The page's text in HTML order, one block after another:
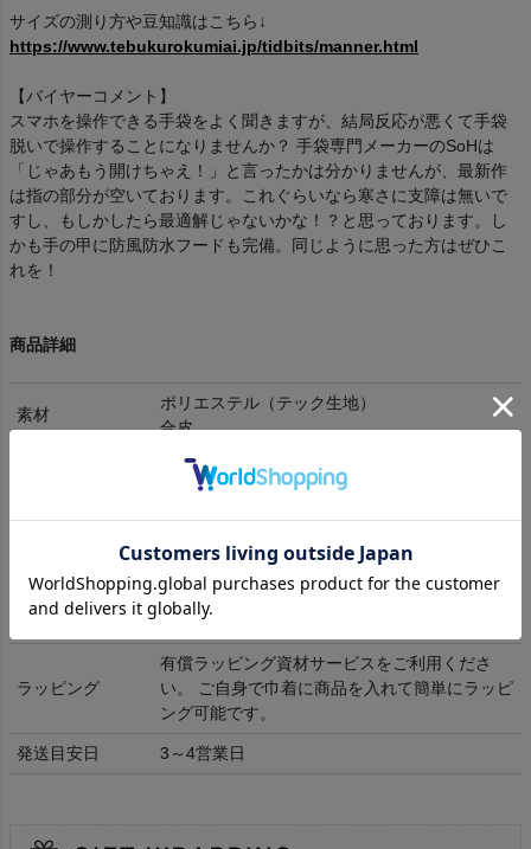
サイズの測り方や豆知識はこちら↓
https://www.tebukurokumiai.jp/tidbits/manner.html
【バイヤーコメント】
スマホを操作できる手袋をよく聞きますが、結局反応が悪くて手袋
脱いで操作することになりませんか？ 手袋専門メーカーのSoHは
「じゃあもう開けちゃえ！」と言ったかは分かりませんが、最新作
は指の部分が空いております。これぐらいなら寒さに支障は無いで
すし、もしかしたら最適解じゃないかな！？と思っております。し
かも手の甲に防風防水フードも完備。同じように思った方はぜひこ
れを！
商品詳細
素材
ポリエステル（テック生地）
合皮
手洗い
送料
返品交換
取り寄せ商品となりますので返品交換不可で
す。
詳細はこちら
ラッピング
有償ラッピング資材サービスをご利用くださ
い。 ご自身で巾着に商品を入れて簡単にラッピ
ング可能です。
発送目安日 3～4営業日